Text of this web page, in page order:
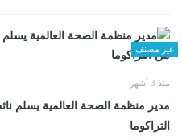
غير مصنف
منذ 3 أشهر
مدير منظمة الصحة العالمية يسلم
التراكوما